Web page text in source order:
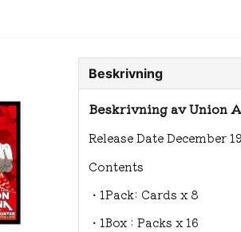
Beskrivning
Beskrivning av Union
Release Date December
Contents
・1Pack: Cards x 8
・1Box : Packs x 16